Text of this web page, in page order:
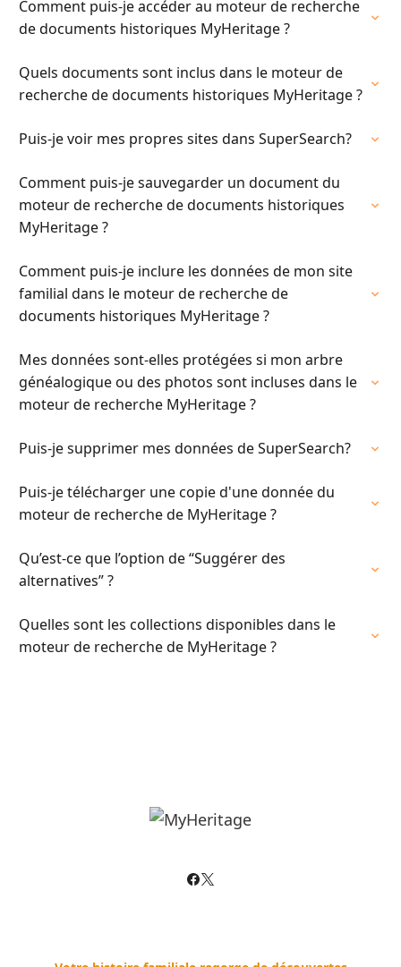
Comment puis-je accéder au moteur de recherche
de documents historiques MyHeritage ?
Quels documents sont inclus dans le moteur de
recherche de documents historiques MyHeritage ?
Puis-je voir mes propres sites dans SuperSearch?
Comment puis-je sauvegarder un document du
moteur de recherche de documents historiques
MyHeritage ?
Comment puis-je inclure les données de mon site
familial dans le moteur de recherche de
documents historiques MyHeritage ?
Mes données sont-elles protégées si mon arbre
généalogique ou des photos sont incluses dans le
moteur de recherche MyHeritage ?
Puis-je supprimer mes données de SuperSearch?
Puis-je télécharger une copie d'une donnée du
moteur de recherche de MyHeritage ?
Qu’est-ce que l’option de “Suggérer des
alternatives” ?
Quelles sont les collections disponibles dans le
moteur de recherche de MyHeritage ?